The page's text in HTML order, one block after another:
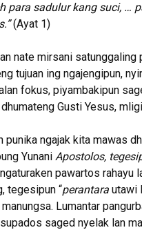
para sadulur kang suci, …
(Ayat 1)
nate mirsani
tujuan ing ngajengipun,
fokus, piyambakipun
Gusti Yesus,
punika ngajak kita mawas
Yunani Apostolos,
pawartos rahayu
tegesipun “perantarautawi
Lumantar
saged nyelak lan